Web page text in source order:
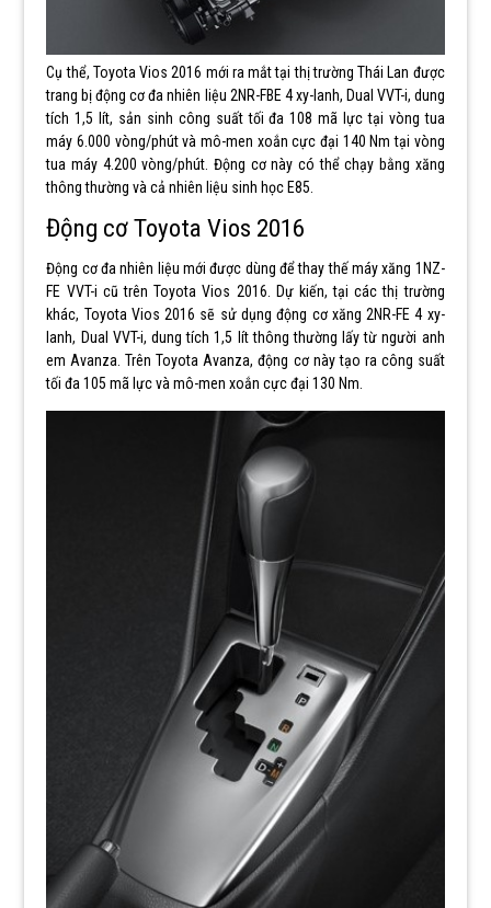
Cụ thể, Toyota Vios 2016 mới ra mắt tại thị trường Thái Lan được
trang bị động cơ đa nhiên liệu 2NR-FBE 4 xy-lanh, Dual VVT-i, dung
tích 1,5 lít, sản sinh công suất tối đa 108 mã lực tại vòng tua
máy 6.000 vòng/phút và mô-men xoắn cực đại 140 Nm tại vòng
tua máy 4.200 vòng/phút. Động cơ này có thể chạy bằng xăng
thông thường và cả nhiên liệu sinh học E85.
Động cơ Toyota Vios 2016
Động cơ đa nhiên liệu mới được dùng để thay thế máy xăng 1NZ-
FE VVT-i cũ trên Toyota Vios 2016. Dự kiến, tại các thị trường
khác, Toyota Vios 2016 sẽ sử dụng động cơ xăng 2NR-FE 4 xy-
lanh, Dual VVT-i, dung tích 1,5 lít thông thường lấy từ người anh
em Avanza. Trên Toyota Avanza, động cơ này tạo ra công suất
tối đa 105 mã lực và mô-men xoắn cực đại 130 Nm.